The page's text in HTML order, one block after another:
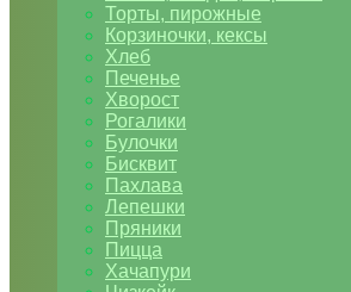
Торты, пирожные
Корзиночки, кексы
Хлеб
Печенье
Хворост
Рогалики
Булочки
Бисквит
Пахлава
Лепешки
Пряники
Пицца
Хачапури